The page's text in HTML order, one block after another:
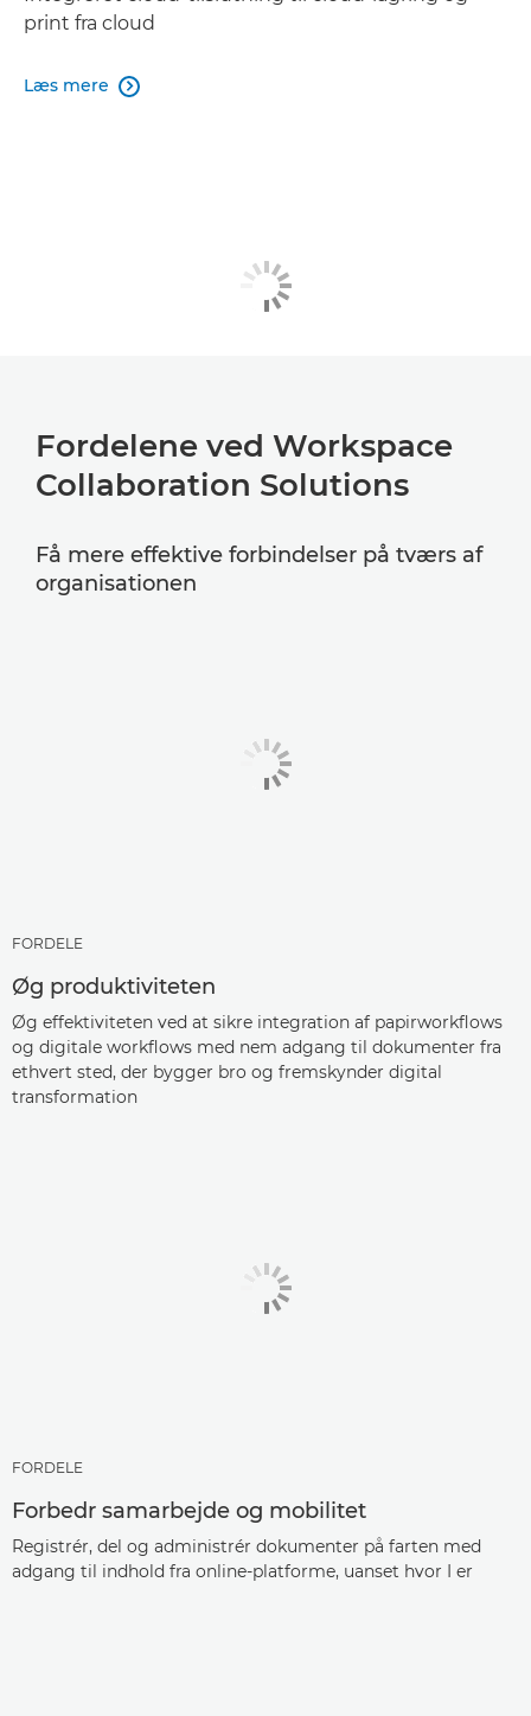
print fra cloud
Læs mere 
Fordelene ved Workspace
Collaboration Solutions
Få mere effektive forbindelser på tværs af
organisationen
FORDELE
Øg produktiviteten
Øg effektiviteten ved at sikre integration af papirworkflows
og digitale workflows med nem adgang til dokumenter fra
ethvert sted, der bygger bro og fremskynder digital
transformation
FORDELE
Forbedr samarbejde og mobilitet
Registrér, del og administrér dokumenter på farten med
adgang til indhold fra online-platforme, uanset hvor I er